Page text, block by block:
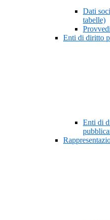
Dati
tabelle)
Enti di diritto
Enti di